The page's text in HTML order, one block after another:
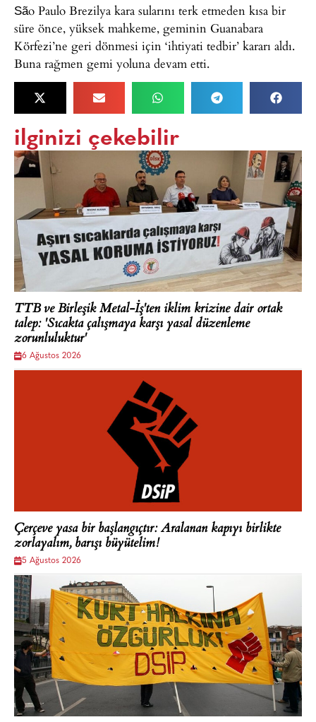
São Paulo Brezilya kara sularını terk etmeden kısa bir
süre önce, yüksek mahkeme, geminin Guanabara
Körfezi’ne geri dönmesi için ‘ihtiyati tedbir’ kararı aldı.
Buna rağmen gemi yoluna devam etti.
ilginizi çekebilir
TTB ve Birleşik Metal-İş'ten iklim krizine dair ortak
talep: 'Sıcakta çalışmaya karşı yasal düzenleme
zorunluluktur'
6 Ağustos 2026
Çerçeve yasa bir başlangıçtır: Aralanan kapıyı birlikte
zorlayalım, barışı büyütelim!
5 Ağustos 2026